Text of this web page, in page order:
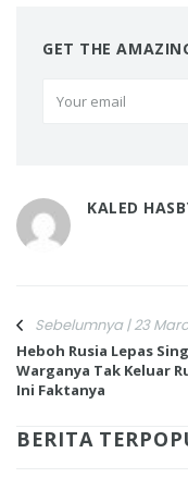
GET THE
KALED
Sebelumnya | 23
Heboh Rusia Lepas
Warganya Tak Keluar
Ini Faktanya
BERITA